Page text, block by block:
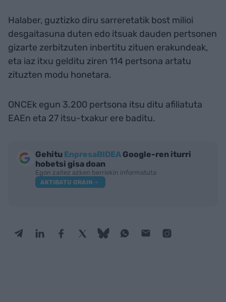
Halaber, guztizko diru sarreretatik bost milioi
desgaitasuna duten edo itsuak dauden pertsonen
gizarte zerbitzuten inbertitu zituen erakundeak,
eta iaz itxu gelditu ziren 114 pertsona artatu
zituzten modu honetara.
ONCEk egun 3.200 pertsona itsu ditu afiliatuta
EAEn eta 27 itsu-txakur ere baditu.
Gehitu EnpresaBIDEA Google-ren iturri
hobetsi gisa doan
Egon zaitez azken berriekin informatuta
AKTIBATU ORAIN